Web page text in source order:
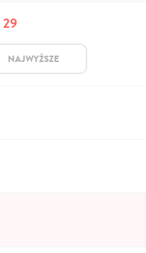
29
NAJWYŻSZE